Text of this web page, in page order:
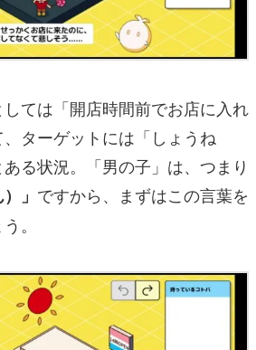
ては「開店時間前でお店に入れ
ターゲットには「しょうね
る状況。「男の子」は、つまり
」 ですから、まずはこの言葉を
。